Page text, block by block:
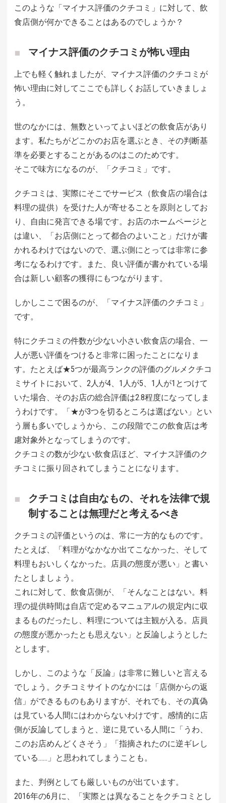
このような「マイナス評価のクチコミ」に対して、飲
食店側が何かできることはあるのでしょうか？
マイナス評価のクチコミが怖い理由
上でも軽く触れましたが、マイナス評価のクチコミが
怖い理由に対してここでも詳しくお話していきましょ
う。
世のなかには、無数といってよいほどの飲食店があり
ます。私たちがどこかのお店を選ぶとき、その判断基
準を必要とすることがあるのはこのためです。
そこで味方になるのが、「クチコミ」です。
クチコミは、実際にそこでサービス（飲食店の場合は
料理の提供）を受けた人が寄せることを原則としてお
り、自由に発言できる場です。お店のホームページと
は違い、「お店側にとって都合のよいこと」だけが書
かれるわけではないので、選ぶ側にとっては非常に参
考になるわけです。また、良い評価が書かれている場
合は新しい顧客の獲得にもつながります。
しかしここで困るのが、「マイナス評価のクチコミ」
です。
特にクチコミの件数が少ない小さい飲食店の場合、一
人が悪い評価をつけると非常に困ったことになりま
す。たとえば★5つが最高ランクの評価のグルメクチコ
ミサイトにおいて、2人が4、1人が5、1人が1とつけて
いた場合、そのお店の総合評価は2.8程度になってしま
うわけです。「★が3つを切るところは選ばない」とい
う層も多いでしょうから、この段階でこの飲食店は考
慮対象外となってしまうのです。
クチコミの数が少ない飲食店ほど、マイナス評価のク
チコミに振り回されてしまうことになります。
クチコミは自由なもの、それを法律で規
制することは無理だと考えるべき
クチコミの評価というのは、常に一方的なものです。
たとえば、「料理がなかなか出てこなかった、そして
料理もおいしくなかった。店員の態度が悪い」と書い
たとしましょう。
これに対して、飲食店側が、「そんなことはない。料
理の提供時間は自店で定めるマニュアルの規定内に収
まるものだったし、料理については主観が入る。店員
の態度が悪かったとも思えない」と反論しようとした
とします。
しかし、このような「反論」は非常に難しいと言える
でしょう。クチコミサイトのなかには「店側からの返
信」ができるものもありますが、それでも、その真偽
は見ている人間にはわからないわけです。感情的に店
側が反論してしまうと、逆に見ている人間に「うわ、
このお店めんどくさそう」「指摘されたのに逆ギレし
ている……」と思われてしまうことも。
また、判例としても厳しいものが出ています。
2016年の6月に、「実際とは異なることをクチコミとし